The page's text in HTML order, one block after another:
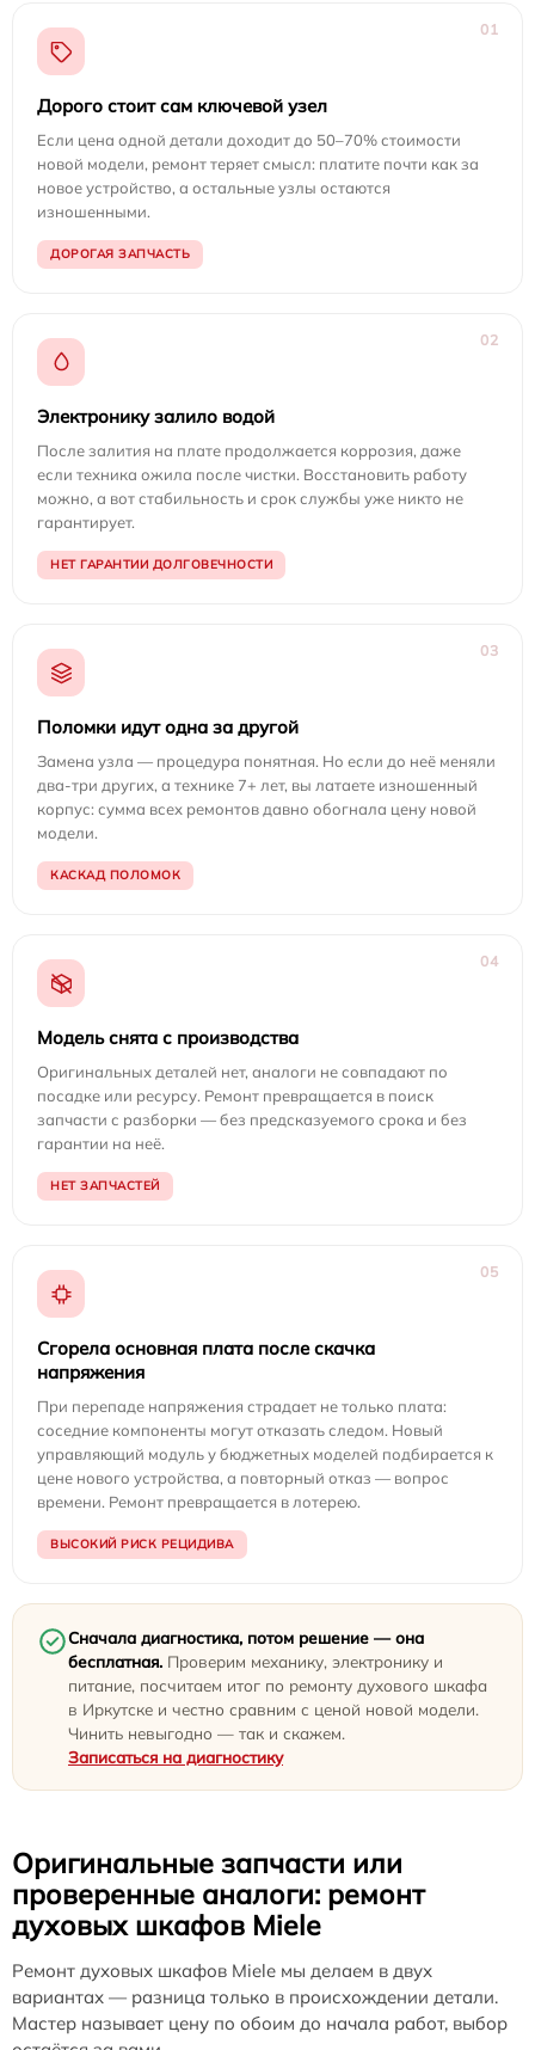
01
Дорого стоит сам ключевой узел
Если цена одной детали доходит до 50–70% стоимости
новой модели, ремонт теряет смысл: платите почти как за
новое устройство, а остальные узлы остаются
изношенными.
ДОРОГАЯ ЗАПЧАСТЬ
02
Электронику залило водой
После залития на плате продолжается коррозия, даже
если техника ожила после чистки. Восстановить работу
можно, а вот стабильность и срок службы уже никто не
гарантирует.
НЕТ ГАРАНТИИ ДОЛГОВЕЧНОСТИ
03
Поломки идут одна за другой
Замена узла — процедура понятная. Но если до неё меняли
два-три других, а технике 7+ лет, вы латаете изношенный
корпус: сумма всех ремонтов давно обогнала цену новой
модели.
КАСКАД ПОЛОМОК
04
Модель снята с производства
Оригинальных деталей нет, аналоги не совпадают по
посадке или ресурсу. Ремонт превращается в поиск
запчасти с разборки — без предсказуемого срока и без
гарантии на неё.
НЕТ ЗАПЧАСТЕЙ
05
Сгорела основная плата после скачка
напряжения
При перепаде напряжения страдает не только плата:
соседние компоненты могут отказать следом. Новый
управляющий модуль у бюджетных моделей подбирается к
цене нового устройства, а повторный отказ — вопрос
времени. Ремонт превращается в лотерею.
ВЫСОКИЙ РИСК РЕЦИДИВА
Сначала диагностика, потом решение — она
бесплатная. Проверим механику, электронику и
питание, посчитаем итог по ремонту духового шкафа
в Иркутске и честно сравним с ценой новой модели.
Чинить невыгодно — так и скажем.
Записаться на диагностику
Оригинальные запчасти или
проверенные аналоги: ремонт
духовых шкафов Miele
Ремонт духовых шкафов Miele мы делаем в двух
вариантах — разница только в происхождении детали.
Мастер называет цену по обоим до начала работ, выбор